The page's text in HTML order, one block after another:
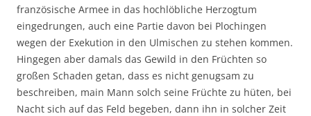
französische Armee in das hochlöbliche Herzogtum
eingedrungen, auch eine Partie davon bei Plochingen
wegen der Exekution in den Ulmischen zu stehen kommen.
Hingegen aber damals das Gewild in den Früchten so
großen Schaden getan, dass es nicht genugsam zu
beschreiben, main Mann solch seine Früchte zu hüten, bei
Nacht sich auf das Feld begeben, dann ihn in solcher Zeit